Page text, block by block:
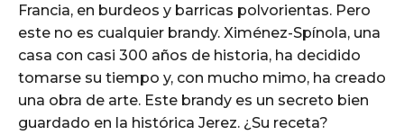
Francia, en burdeos y barricas polvorientas. Pero
este no es cualquier brandy. Ximénez-Spínola, una
casa con casi 300 años de historia, ha decidido
tomarse su tiempo y, con mucho mimo, ha creado
una obra de arte. Este brandy es un secreto bien
guardado en la histórica Jerez. ¿Su receta?